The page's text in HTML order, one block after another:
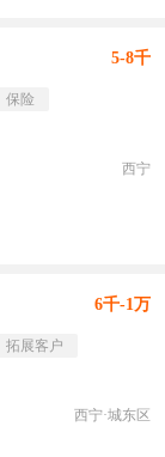
5-8千
保险
西宁
6千-1万
拓展客户
西宁·城东区